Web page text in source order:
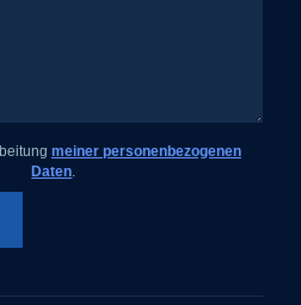
meiner personenbezogenen
Daten